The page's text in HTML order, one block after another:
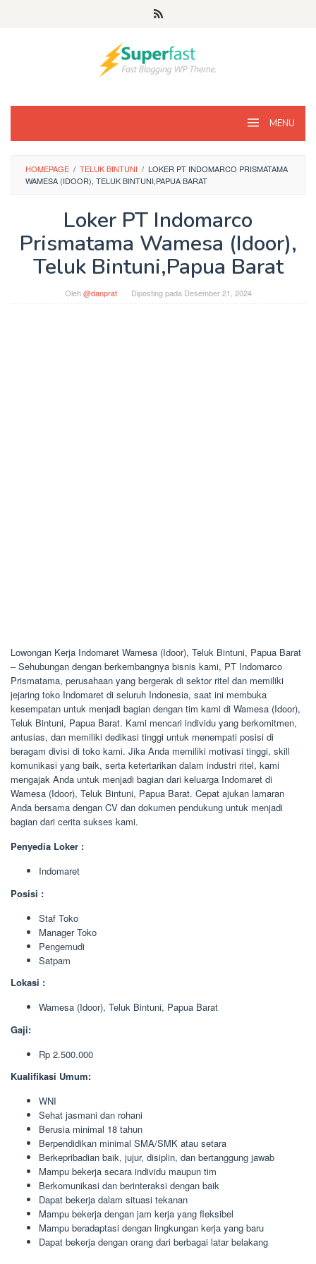
MENU
HOMEPAGE / TELUK BINTUNI / LOKER PT INDOMARCO PRISMATAMA
WAMESA (IDOOR), TELUK BINTUNI,PAPUA BARAT
Loker PT Indomarco
Prismatama Wamesa (Idoor),
Teluk Bintuni,Papua Barat
Oleh@danprat Diposting pada Desember 21, 2024
Lowongan Kerja Indomaret Wamesa (Idoor), Teluk Bintuni, Papua Barat
– Sehubungan dengan berkembangnya bisnis kami, PT Indomarco
Prismatama, perusahaan yang bergerak di sektor ritel dan memiliki
jejaring toko Indomaret di seluruh Indonesia, saat ini membuka
kesempatan untuk menjadi bagian dengan tim kami di Wamesa (Idoor),
Teluk Bintuni, Papua Barat. Kami mencari individu yang berkomitmen,
antusias, dan memiliki dedikasi tinggi untuk menempati posisi di
beragam divisi di toko kami. Jika Anda memiliki motivasi tinggi, skill
komunikasi yang baik, serta ketertarikan dalam industri ritel, kami
mengajak Anda untuk menjadi bagian dari keluarga Indomaret di
Wamesa (Idoor), Teluk Bintuni, Papua Barat. Cepat ajukan lamaran
Anda bersama dengan CV dan dokumen pendukung untuk menjadi
bagian dari cerita sukses kami.
Penyedia Loker :
Indomaret
Posisi :
Staf Toko
Manager Toko
Pengemudi
Satpam
Lokasi :
Wamesa (Idoor), Teluk Bintuni, Papua Barat
Gaji:
Rp 2.500.000
Kualifikasi Umum:
WNI
Sehat jasmani dan rohani
Berusia minimal 18 tahun
Berpendidikan minimal SMA/SMK atau setara
Berkepribadian baik, jujur, disiplin, dan bertanggung jawab
Mampu bekerja secara individu maupun tim
Berkomunikasi dan berinteraksi dengan baik
Dapat bekerja dalam situasi tekanan
Mampu bekerja dengan jam kerja yang fleksibel
Mampu beradaptasi dengan lingkungan kerja yang baru
Dapat bekerja dengan orang dari berbagai latar belakang